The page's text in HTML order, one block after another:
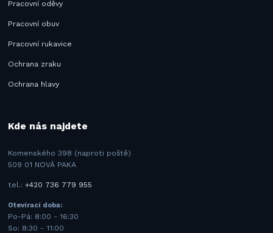
Pracovní oděvy
Pracovní obuv
Pracovní rukavice
Ochrana zraku
Ochrana hlavy
Kde nás najdete
Komenského 398 (naproti poště)
509 01 NOVÁ PAKA
tel.:+420 736 779 955
Otevírací doba:
Po-Pá: 8:00 - 16:30
So: 8:30 - 11:00